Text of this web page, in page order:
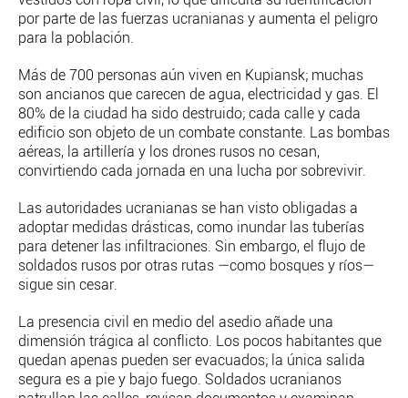
por parte de las fuerzas ucranianas y aumenta el peligro
para la población.
Más de 700 personas aún viven en Kupiansk; muchas
son ancianos que carecen de agua, electricidad y gas. El
80% de la ciudad ha sido destruido; cada calle y cada
edificio son objeto de un combate constante. Las bombas
aéreas, la artillería y los drones rusos no cesan,
convirtiendo cada jornada en una lucha por sobrevivir.
Las autoridades ucranianas se han visto obligadas a
adoptar medidas drásticas, como inundar las tuberías
para detener las infiltraciones. Sin embargo, el flujo de
soldados rusos por otras rutas —como bosques y ríos—
sigue sin cesar.
La presencia civil en medio del asedio añade una
dimensión trágica al conflicto. Los pocos habitantes que
quedan apenas pueden ser evacuados; la única salida
segura es a pie y bajo fuego. Soldados ucranianos